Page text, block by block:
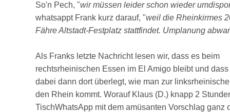
So'n Pech, "wir müssen leider schon wieder
whatsappt Frank kurz darauf, "weil die Rheinkirmes
Fähre Altstadt-Festplatz stattfindet. Umplanung
Als Franks letzte Nachricht lesen wir, dass es beim
rechtsrheinischen Essen im El Amigo bleibt und
dabei dann dort überlegt, wie man zur
den Rhein kommt. Worauf Klaus (D.) knapp 2
TischWhatsApp mit dem amüsanten Vorschlag ganz